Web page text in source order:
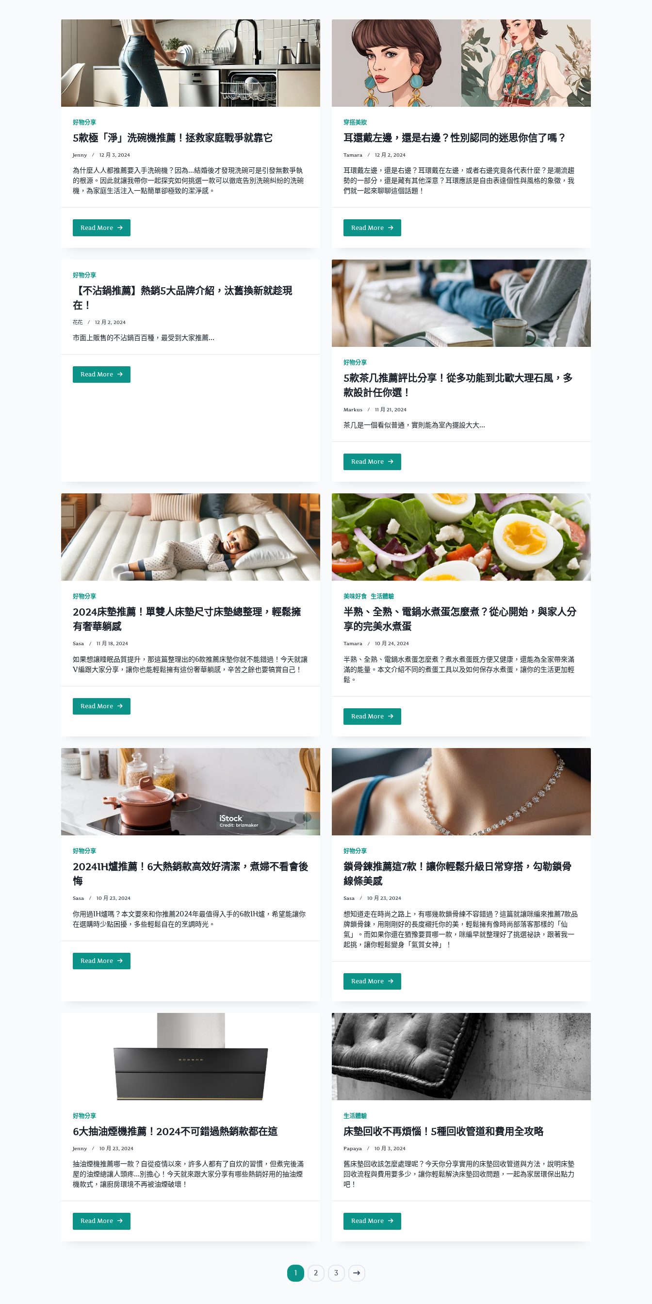
好物分享
5款極「淨」洗碗機推薦！拯救家庭戰爭就靠它
Jenny 12 月 3, 2024
為什麼人人都推薦要入手洗碗機？因為...結婚後才發現洗碗可是引發無數爭執
的根源。因此就讓我帶你一起探究如何挑選一款可以徹底告別洗碗糾紛的洗碗
機，為家庭生活注入一點簡單卻極致的潔淨感。
Read More
穿搭美妝
耳還戴左邊，還是右邊？性別認同的迷思你信了嗎？
Tamara 12 月 2, 2024
耳環戴左邊，還是右邊？耳環戴在左邊，或者右邊究竟各代表什麼？是潮流趨
勢的一部分，還是藏有其他深意？耳環應該是自由表達個性與風格的象徵，我
們就一起來聊聊這個話題！
Read More
好物分享
【不沾鍋推薦】熱銷5大品牌介紹，汰舊換新就趁現
在！
花花 12 月 2, 2024
市面上販售的不沾鍋百百種，最受到大家推薦...
Read More
好物分享
5款茶几推薦評比分享！從多功能到北歐大理石風，多
款設計任你選！
Markus 11 月 21, 2024
茶几是一個看似普通，實則能為室內擺設大大...
Read More
好物分享
2024床墊推薦！單雙人床墊尺寸床墊總整理，輕鬆擁
有奢華躺感
Sasa 11 月 18, 2024
如果想讓睡眠品質提升，那這篇整理出的6款推薦床墊你就不能錯過！今天就讓
V編跟大家分享，讓你也能輕鬆擁有這份奢華躺感，辛苦之餘也要犒賞自己！
Read More
美味好食 生活體驗
半熟、全熟、電鍋水煮蛋怎麼煮？從心開始，與家人分
享的完美水煮蛋
Tamara 10 月 24, 2024
半熟、全熟、電鍋水煮蛋怎麼煮？煮水煮蛋既方便又健康，還能為全家帶來滿
滿的能量。本文介紹不同的煮蛋工具以及如何保存水煮蛋，讓你的生活更加輕
鬆。
Read More
好物分享
2024IH爐推薦！6大熱銷款高效好清潔，煮婦不看會後
悔
Sasa 10 月 23, 2024
你用過IH爐嗎？本文要來和你推薦2024年最值得入手的6款IH爐，希望能讓你
在選購時少點困擾，多些輕鬆自在的烹調時光。
Read More
好物分享
鎖骨鍊推薦這7款！讓你輕鬆升級日常穿搭，勾勒鎖骨
線條美感
Sasa 10 月 23, 2024
想知道走在時尚之路上，有哪幾款鎖骨練不容錯過？這篇就讓咪編來推薦7款品
牌鎖骨鍊，用剛剛好的長度襯托你的美，輕鬆擁有像時尚部落客那樣的「仙
氣」。而如果你還在猶豫要買哪一款，咪編早就整理好了挑選祕訣，跟著我一
起挑，讓你輕鬆變身「氣質女神」！
Read More
好物分享
6大抽油煙機推薦！2024不可錯過熱銷款都在這
Jenny 10 月 23, 2024
抽油煙機推薦哪一款？自從疫情以來，許多人都有了自炊的習慣，但煮完後滿
屋的油煙總讓人頭疼...別擔心！今天就來跟大家分享有哪些熱銷好用的抽油煙
機款式，讓廚房環境不再被油煙破壞！
Read More
生活體驗
床墊回收不再煩惱！5種回收管道和費用全攻略
Papaya 10 月 3, 2024
舊床墊回收該怎麼處理呢？今天你分享實用的床墊回收管道與方法，說明床墊
回收流程與費用要多少，讓你輕鬆解決床墊回收問題，一起為家居環保出點力
吧！
Read More
1 2 3